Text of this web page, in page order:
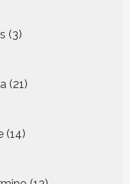
3
producten
21
producten
14
producten